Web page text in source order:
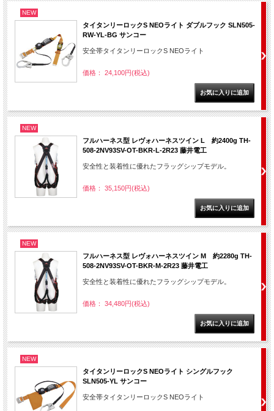
NEW
タイタンリーロックS NEOライト ダブルフック SLN505-
RW-YL-BG サンコー
安全帯タイタンリーロックS NEOライト
価格： 24,100円(税込)
NEW
フルハーネス型 レヴォハーネスツイン L 約2400g TH-
508-2NV93SV-OT-BKR-L-2R23 藤井電工
安全性と装着性に優れたフラッグシップモデル。
価格： 35,150円(税込)
NEW
フルハーネス型 レヴォハーネスツイン M 約2280g TH-
508-2NV93SV-OT-BKR-M-2R23 藤井電工
安全性と装着性に優れたフラッグシップモデル。
価格： 34,480円(税込)
NEW
タイタンリーロックS NEOライト シングルフック
SLN505-YL サンコー
安全帯タイタンリーロックS NEOライト